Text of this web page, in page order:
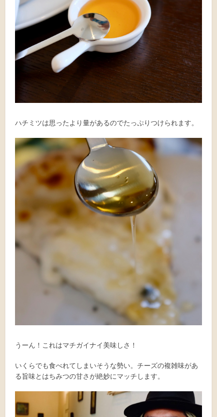
ハチミツは思ったより量があるのでたっぷりつけられます。
うーん！これはマチガイナイ美味しさ！
いくらでも食べれてしまいそうな勢い。チーズの複雑味があ
る旨味とはちみつの甘さが絶妙にマッチします。